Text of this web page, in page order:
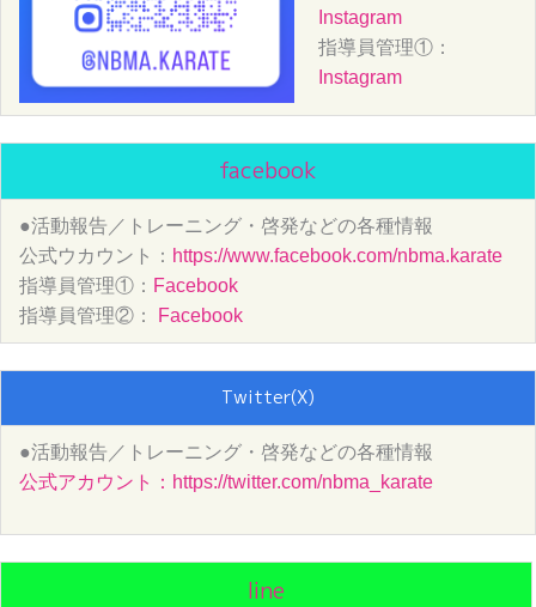
Instagram
指導員管理①：
Instagram
facebook
●活動報告／トレーニング・啓発などの各種情報
公式ウカウント： https://www.facebook.com/nbma.karate
指導員管理①： Facebook
指導員管理②：
Facebook
Twitter(X)
●活動報告／トレーニング・ 啓発などの各種情報
公式アカウント：https://twitter.com/nbma_karate
line